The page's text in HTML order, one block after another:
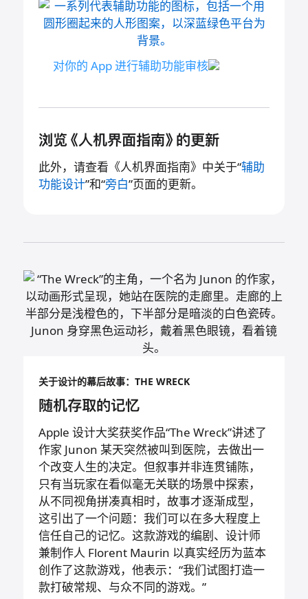
对你的 App 进行辅助功能审核
浏览《人机界面指南》的更新
此外，请查看《人机界面指南》中关于“辅助
功能设计”和“旁白”页面的更新。
关于设计的幕后故事：THE WRECK
随机存取的记忆
Apple 设计大奖获奖作品“The Wreck”讲述了
作家 Junon 某天突然被叫到医院，去做出一
个改变人生的决定。但叙事并非连贯铺陈，
只有当玩家在看似毫无关联的场景中探索，
从不同视角拼凑真相时，故事才逐渐成型，
这引出了一个问题：我们可以在多大程度上
信任自己的记忆。这款游戏的编剧、设计师
兼制作人 Florent Maurin 以真实经历为蓝本
创作了这款游戏，他表示：“我们试图打造一
款打破常规、与众不同的游戏。”